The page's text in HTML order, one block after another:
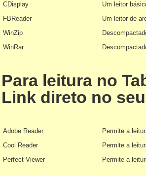
CDisplay
Um leitor
FBReader
Um leitor de
WinZip
WinRar
Para leitura no
Link direto no
Adobe Reader
Permite a
Cool Reader
Permite a
Perfect Viewer
Permite a